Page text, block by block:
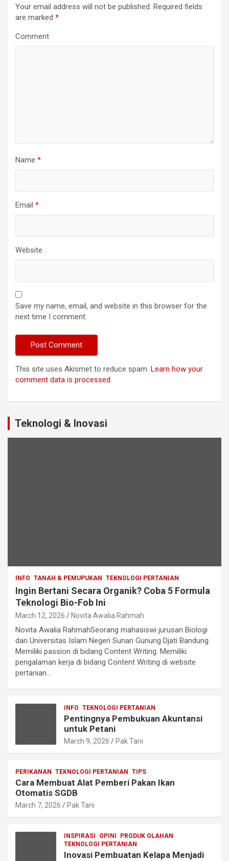
Your email address will not be published. Required fields
are marked *
Comment
Name *
Email *
Website
Save my name, email, and website in this browser for the
next time I comment.
This site uses Akismet to reduce spam. Learn how your
comment data is processed.
Teknologi & Inovasi
INFO TANAH & PEMUPUKAN TEKNOLOGI PERTANIAN
Ingin Bertani Secara Organik? Coba 5 Formula
Teknologi Bio-Fob Ini
March 12, 2026 Novita Awalia Rahmah
Novita Awalia RahmahSeorang mahasiswi jurusan Biologi
dari Universitas Islam Negeri Sunan Gunung Djati Bandung.
Memiliki passion di bidang Content Writing. Memiliki
pengalaman kerja di bidang Content Writing di website
pertanian…
INFO TEKNOLOGI PERTANIAN
Pentingnya Pembukuan Akuntansi
untuk Petani
March 9, 2026 Pak Tani
PERIKANAN TEKNOLOGI PERTANIAN TIPS
Cara Membuat Alat Pemberi Pakan Ikan
Otomatis SGDB
March 7, 2026 Pak Tani
INSPIRASI OPINI
PRODUK OLAHAN
TEKNOLOGI PERTANIAN
Inovasi Pembuatan Kelapa Menjadi